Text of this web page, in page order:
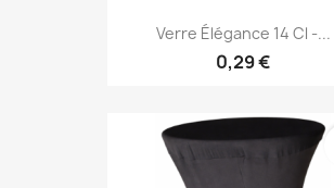
Verre Élégance 14 Cl -...
0,29 €